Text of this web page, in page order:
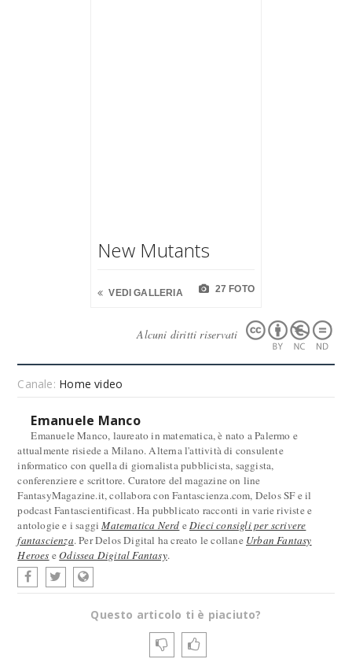
New Mutants
VEDI GALLERIA 27 FOTO
Alcuni diritti riservati
Canale: Home video
Emanuele Manco
Emanuele Manco, laureato in matematica, è nato a Palermo e
attualmente risiede a Milano. Alterna l'attività di consulente
informatico con quella di giornalista pubblicista, saggista,
conferenziere e scrittore. Curatore del magazine on line
FantasyMagazine.it, collabora con Fantascienza.com, Delos SF e il
podcast Fantascientificast. Ha pubblicato racconti in varie riviste e
antologie e i saggiMatematica Nerd eDieci consigli per scrivere
fantascienza. Per Delos Digital ha creato le collane Urban Fantasy
Heroes eOdissea Digital Fantasy.
Questo articolo ti è piaciuto?